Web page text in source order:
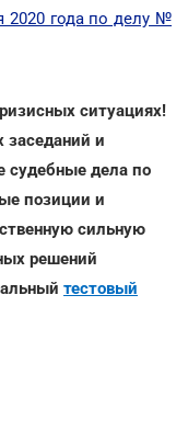
2020 года по делу №
ситуациях!
заседаний и
судебные дела по
позиции и
сильную
решений
тестовый